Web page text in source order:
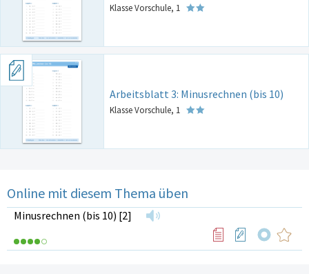
Klasse Vorschule, 1
Arbeitsblatt 3: Minusrechnen (bis 10)
Klasse Vorschule, 1
Online mit diesem Thema üben
Minusrechnen (bis 10) [2]